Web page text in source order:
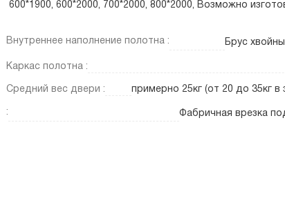
600*1900, 600*2000, 700*2000, 800*2000, Возможно
Внутреннее наполнение полотна : Брус
Каркас полотна :
Средний вес двери : примерно 25кг (от 20 до 35кг в
: Фабричная врезка